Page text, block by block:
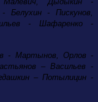
Белухин - Пискунов,
- Шафаренко -
- Мартынов, Орлов -
– Васильев -
– Потылицин -